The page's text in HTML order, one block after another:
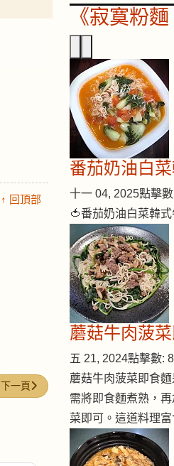
↑ 回頂部
下一篇文章: 枸杞子 (Goji berries)
下一頁
《寂寞粉
番茄奶油白
十一 04, 2025點擊
🍅番茄奶油白菜韓
蘑菇牛肉菠
五 21, 2024點擊數:
蘑菇牛肉菠菜即食
需將即食麵煮熟，
菜即可。這道料理